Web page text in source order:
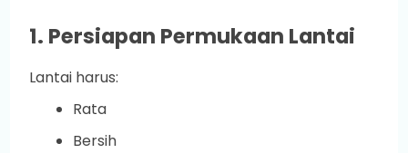
1. Persiapan Permukaan Lantai
Lantai harus:
Rata
Bersih